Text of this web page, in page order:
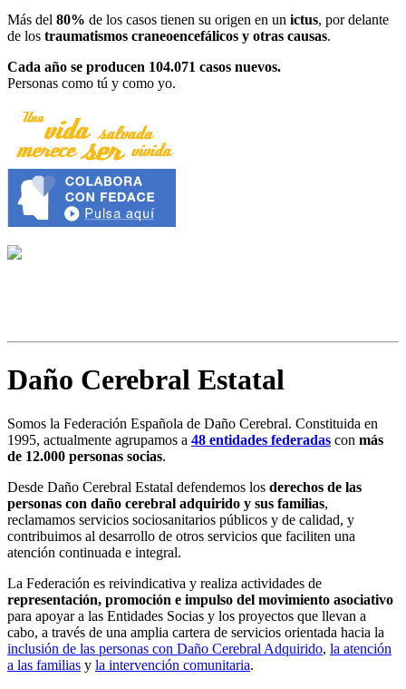
Más del 80% de los casos tienen su origen en un ictus, por delante
de los traumatismos craneoencefálicos y otras causas.
Cada año se producen 104.071 casos nuevos.
Personas como tú y como yo.
Daño Cerebral Estatal
Somos la Federación Española de Daño Cerebral. Constituida en
1995, actualmente agrupamos a 48 entidades federadas con más
de 12.000 personas socias.
Desde Daño Cerebral Estatal defendemos los derechos de las
personas con daño cerebral adquirido y sus familias,
reclamamos servicios sociosanitarios públicos y de calidad, y
contribuimos al desarrollo de otros servicios que faciliten una
atención continuada e integral.
La Federación es reivindicativa y realiza actividades de
representación, promoción e impulso del movimiento asociativo
para apoyar a las Entidades Socias y los proyectos que llevan a
cabo, a través de una amplia cartera de servicios orientada hacia la
inclusión de las personas con Daño Cerebral Adquirido, la atención
a las familias y la intervención comunitaria.